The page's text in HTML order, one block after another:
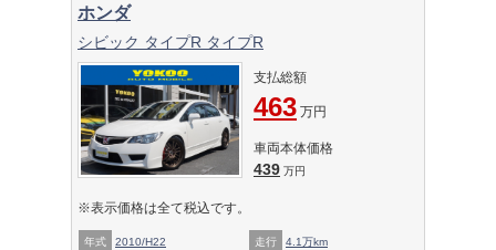
ホンダ
シビック タイプR タイプR
支払総額
463 万円
車両本体価格
439 万円
※表示価格は全て税込です。
年式 2010/H22 走行 4.1万km